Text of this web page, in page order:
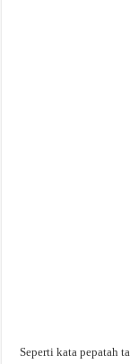
Seperti kata pepatah